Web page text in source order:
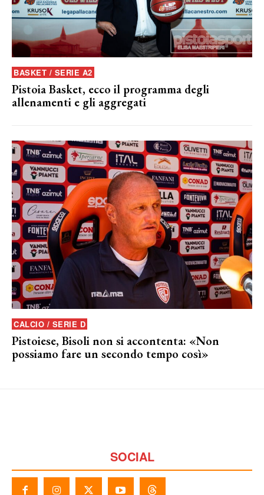
BASKET / SERIE A2
Pistoia Basket, ecco il programma degli
allenamenti e gli aggregati
CALCIO / SERIE D
Pistoiese, Bisoli non si accontenta: «Non
possiamo fare un secondo tempo così»
SOCIAL